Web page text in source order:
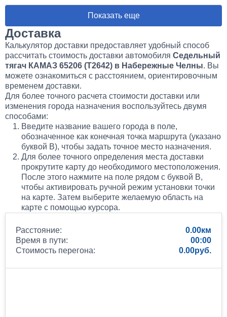
80 000
1 день
Установка Bi-LED линз в фары КАМАЗ
45 000
Показать еще
Доставка
Калькулятор доставки предоставляет удобный способ
рассчитать стоимость доставки автомобиля Седельный
тягач КАМАЗ 65206 (Т2642) в Набережные Челны. Вы
можете ознакомиться с расстоянием, ориентировочным
временем доставки.
Для более точного расчета стоимости доставки или
изменения города назначения воспользуйтесь двумя
способами:
Введите название вашего города в поле,
обозначенное как конечная точка маршрута (указано
буквой B), чтобы задать точное место назначения.
Для более точного определения места доставки
прокрутите карту до необходимого местоположения.
После этого нажмите на поле рядом с буквой B,
чтобы активировать ручной режим установки точки
на карте. Затем выберите желаемую область на
карте с помощью курсора.
Расстояние:
0.00
Время в пути:
00:00
Стоимость перегона:
0.00